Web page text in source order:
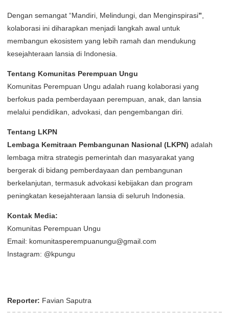
Dengan semangat “Mandiri, Melindungi, dan Menginspirasi”
kolaborasi ini diharapkan menjadi langkah awal untuk
membangun ekosistem yang lebih ramah dan mendukung
kesejahteraan lansia di Indonesia.
Tentang Komunitas Perempuan Ungu
Komunitas Perempuan Ungu adalah ruang kolaborasi yang
berfokus pada pemberdayaan perempuan, anak, dan lansia
melalui pendidikan, advokasi, dan pengembangan diri.
Tentang LKPN
Lembaga Kemitraan Pembangunan Nasional (LKPN) adalah
lembaga mitra strategis pemerintah dan masyarakat yang
bergerak di bidang pemberdayaan dan pembangunan
berkelanjutan, termasuk advokasi kebijakan dan program
peningkatan kesejahteraan lansia di seluruh Indonesia.
Kontak Media:
Komunitas Perempuan Ungu
Email: komunitasperempuanungu@gmail.com
Instagram: @kpungu
Reporter: Favian Saputra